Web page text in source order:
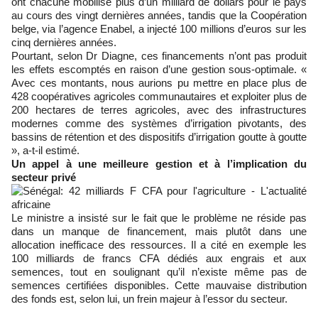
au cours des vingt dernières années, tandis que la Coopération
belge, via l’agence Enabel, a injecté 100 millions d’euros sur les
cinq dernières années.
Pourtant, selon Dr Diagne, ces financements n’ont pas produit
les effets escomptés en raison d’une gestion sous-optimale. «
Avec ces montants, nous aurions pu mettre en place plus de
428 coopératives agricoles communautaires et exploiter plus de
200 hectares de terres agricoles, avec des infrastructures
modernes comme des systèmes d’irrigation pivotants, des
bassins de rétention et des dispositifs d’irrigation goutte à goutte
», a-t-il estimé.
Un appel à une meilleure gestion et à l’implication du
secteur privé
Le ministre a insisté sur le fait que le problème ne réside pas
dans un manque de financement, mais plutôt dans une
allocation inefficace des ressources. Il a cité en exemple les
100 milliards de francs CFA dédiés aux engrais et aux
semences, tout en soulignant qu’il n’existe même pas de
semences certifiées disponibles. Cette mauvaise distribution
des fonds est, selon lui, un frein majeur à l’essor du secteur.